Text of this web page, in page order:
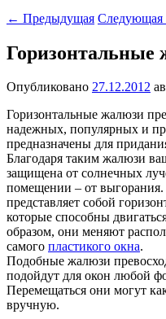
← Предыдущая Следующая
Горизонтальные
Опубликовано 27.12.2012
Горизонтальные жалюзи
надежных, популярных и
предназначены для
Благодаря таким жалюзи
защищена от солнечных
помещении – от выгорания.
представляет собой
которые способны
образом, они меняют
самого пластикого окна.
Подобные жалюзи
подойдут для окон любой
Перемещаться они могут
вручную.